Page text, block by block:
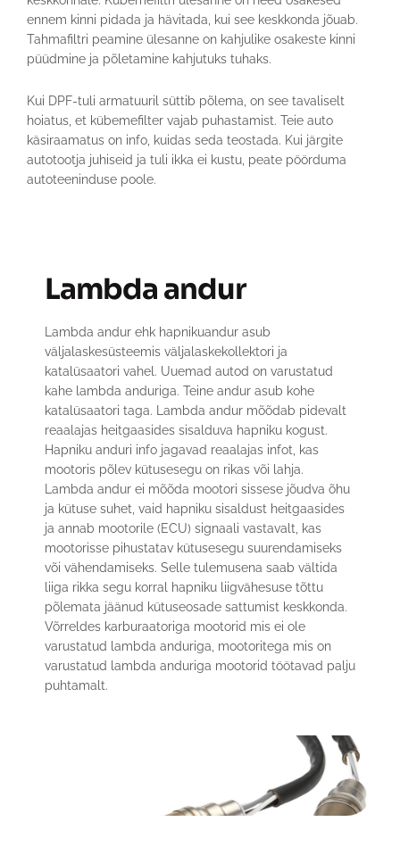
ennem kinni pidada ja hävitada, kui see keskkonda jõuab.
Tahmafiltri peamine ülesanne on kahjulike osakeste kinni
püüdmine ja põletamine kahjutuks tuhaks.
Kui DPF-tuli armatuuril süttib põlema, on see tavaliselt
hoiatus, et kübemefilter vajab puhastamist. Teie auto
käsiraamatus on info, kuidas seda teostada. Kui järgite
autotootja juhiseid ja tuli ikka ei kustu, peate pöörduma
autoteeninduse poole.
Lambda andur
Lambda andur ehk hapnikuandur asub
väljalaskesüsteemis väljalaskekollektori ja
katalüsaatori vahel. Uuemad autod on varustatud
kahe lambda anduriga. Teine andur asub kohe
katalüsaatori taga. Lambda andur mõõdab pidevalt
reaalajas heitgaasides sisalduva hapniku kogust.
Hapniku anduri info jagavad reaalajas infot, kas
mootoris põlev kütusesegu on rikas või lahja.
Lambda andur ei mõõda mootori sissese jõudva õhu
ja kütuse suhet, vaid hapniku sisaldust heitgaasides
ja annab mootorile (ECU) signaali vastavalt, kas
mootorisse pihustatav kütusesegu suurendamiseks
või vähendamiseks. Selle tulemusena saab vältida
liiga rikka segu korral hapniku liigvähesuse tõttu
põlemata jäänud kütuseosade sattumist keskkonda.
Võrreldes karburaatoriga mootorid mis ei ole
varustatud lambda anduriga, mootoritega mis on
varustatud lambda anduriga mootorid töötavad palju
puhtamalt.